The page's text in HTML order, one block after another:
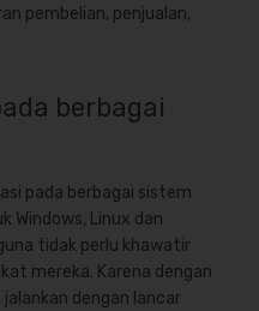
pembelian, penjualan,
berbagai
pada berbagai sistem
Windows, Linux dan
tidak perlu khawatir
mereka. Karena dengan
dengan lancar